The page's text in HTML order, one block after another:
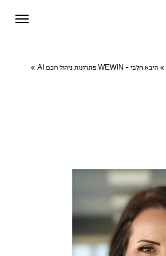
» היבא חלבי - WEWIN פתרונות ניהול חכם AI »